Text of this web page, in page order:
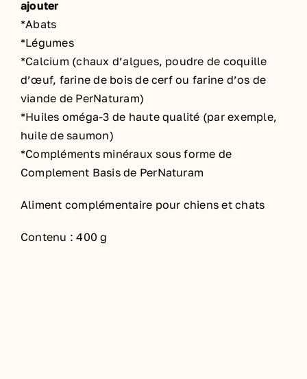
ajouter
*Abats
*Légumes
*Calcium (chaux d’algues, poudre de coquille
d’œuf, farine de bois de cerf ou farine d’os de
viande de PerNaturam)
*Huiles oméga-3 de haute qualité (par exemple,
huile de saumon)
*Compléments minéraux sous forme de
Complement Basis de PerNaturam
Aliment complémentaire pour chiens et chats
Contenu : 400 g